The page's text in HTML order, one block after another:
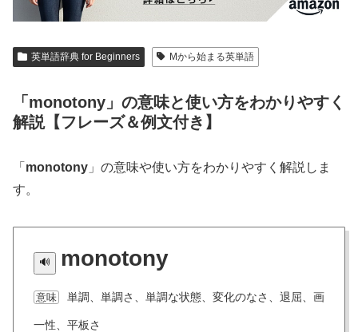
英単語辞典 for Beginners Mから始まる英単語
「monotony」の意味と使い方をわかりやすく
解説【フレーズ＆例文付き】
「 monotony 」の意味や使い方をわかりやすく解説しま
す。
monotony
意味 単調、単調さ、単調な状態、変化のなさ、退屈、画
一性、平板さ